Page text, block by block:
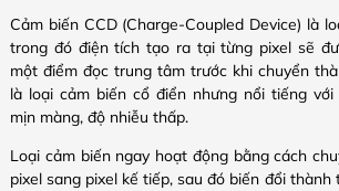
Cảm biến CCD (Charge-Coupled Device) là
trong đó điện tích tạo ra tại từng pixel sẽ
một điểm đọc trung tâm trước khi chuyển
là loại cảm biến cổ điển nhưng nổi tiếng
mịn màng, độ nhiễu thấp.
Loại cảm biến ngay hoạt động bằng cách
pixel sang pixel kế tiếp, sau đó biến đổi thành